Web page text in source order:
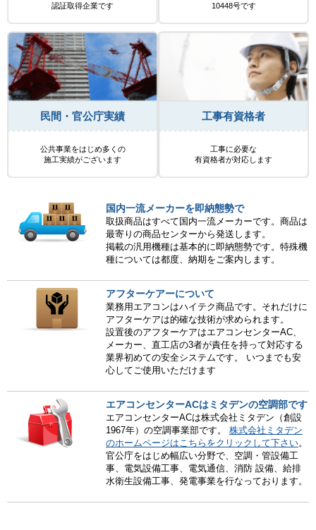
認証取得企業です
10448号です
民間・官公庁実績
公共事業をはじめ多くの
施工実績がございます
工事有資格者
工事に必要な
有資格者が対応します
国内一流メーカーを即納態勢で
取扱商品はすべて国内一流メーカーです。商品は
最寄りの商品センターから発送します。
掲載の汎用機種は基本的に即納態勢です。特殊機
種については都度、納期をご案内します。
アフターケアーについて
業務用エアコンはハイテク商品です。それだけに
アフターケアは的確な技術が求められます。
設置後のアフターケアはエアコンセンターAC、
メーカー、直工店の3者が責任を持って対応する
業界初めての安全システムです。 いつまでも安
心してご使用いただけます
エアコンセンターACはミタデンの空調部です
エアコンセンターACは株式会社ミタデン（創設
1967年）の空調事業部です。 株式会社ミタデン
のホームページはこちらをクリックして下さい。
官公庁をはじめ幅広い分野で、空調・管設備工
事、電気設備工事、電気通信、消防 設備、給排
水衛生設備工事、発電事業を行なっております。